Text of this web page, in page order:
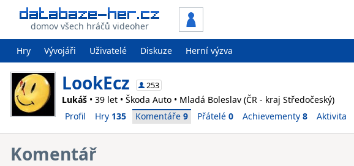
domov všech hráčů videoher
Hry Vývojáři Uživatelé Diskuze Herní výzva
LookEcz 253
Lukáš • 39 let • Škoda Auto • Mladá Boleslav (ČR - kraj Středočeský)
Profil
Hry 135 Komentáře 9 Přátelé 0 Achievementy 8 Aktivita
Komentář